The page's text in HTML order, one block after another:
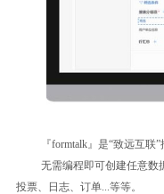
『formtalk』是“致远互联
无需编程即可创建任意数
投票、日志、订单...等等。